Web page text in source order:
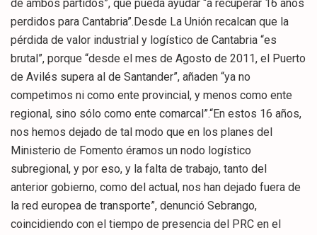
de ambos partidos”, que pueda ayudar “a recuperar 16 años
perdidos para Cantabria”.Desde La Unión recalcan que la
pérdida de valor industrial y logístico de Cantabria “es
brutal”, porque “desde el mes de Agosto de 2011, el Puerto
de Avilés supera al de Santander”, añaden “ya no
competimos ni como ente provincial, y menos como ente
regional, sino sólo como ente comarcal”.“En estos 16 años,
nos hemos dejado de tal modo que en los planes del
Ministerio de Fomento éramos un nodo logístico
subregional, y por eso, y la falta de trabajo, tanto del
anterior gobierno, como del actual, nos han dejado fuera de
la red europea de transporte”, denunció Sebrango,
coincidiendo con el tiempo de presencia del PRC en el